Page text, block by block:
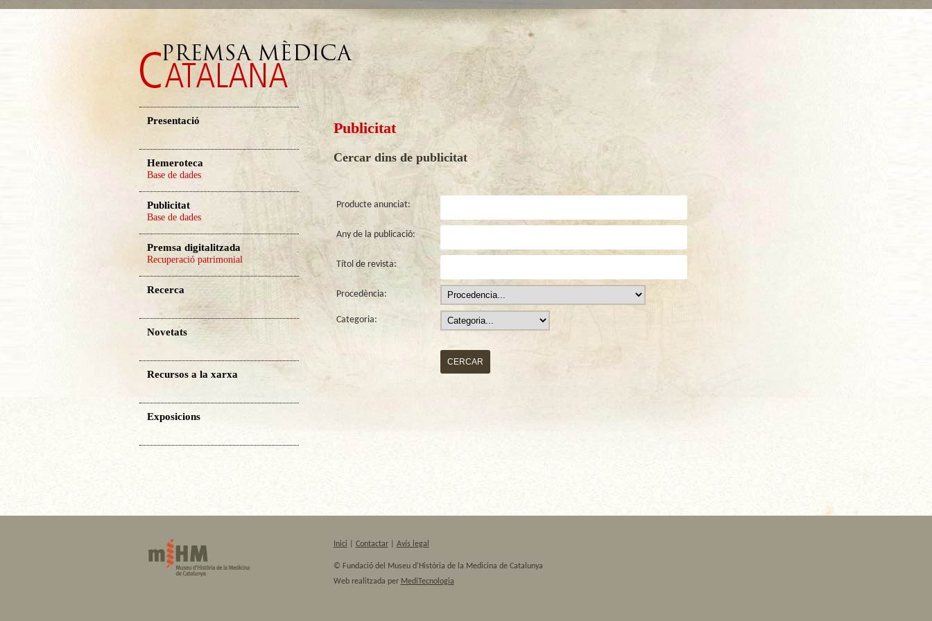
Presentació
Hemeroteca
Base de dades
Publicitat
Base de dades
Premsa digitalitzada
Recuperació patrimonial
Recerca
Novetats
Recursos a la xarxa
Exposicions
Publicitat
Cercar dins de publicitat
Producte anunciat:
Any de la publicació:
Títol de revista:
Procedència:
Categoria:
CERCAR
Inici Contactar| Avís legal
© Fundació del Museu d'Història de la Medicina de Catalunya
Web realitzada per MediTecnologia